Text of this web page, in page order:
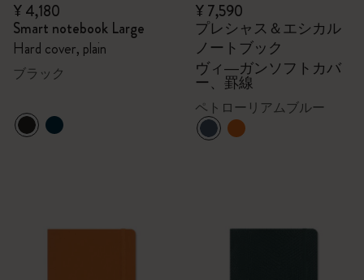
¥ 4,180
Smart notebook Large
Hard cover, plain
ブラック
¥ 7,590
プレシャス＆エシカル
ノートブック
ヴィ―ガンソフトカバ
ー、罫線
ペトローリアムブルー